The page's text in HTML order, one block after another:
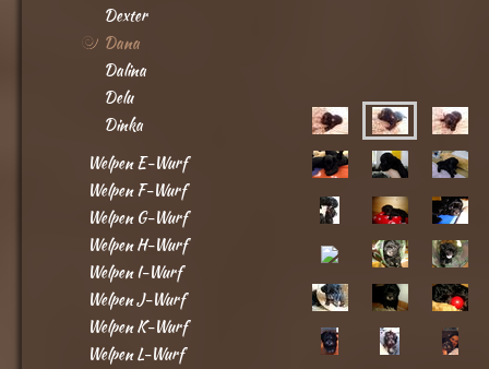
Dexter
Dana
Dalina
Delu
Dinka
Welpen E-Wurf
Welpen F-Wurf
Welpen G-Wurf
Welpen H-Wurf
Welpen I-Wurf
Welpen J-Wurf
Welpen K-Wurf
Welpen L-Wurf